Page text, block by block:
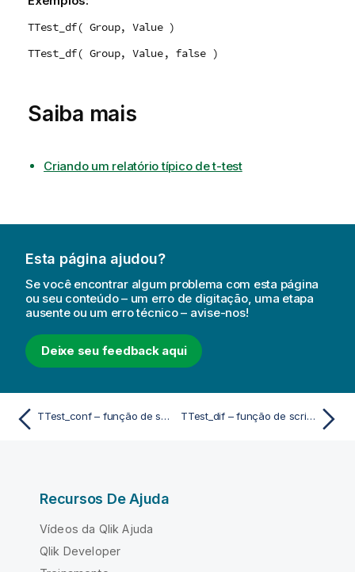
TTest_df( Group, Value )
TTest_df( Group, Value, false )
Saiba mais
Criando um relatório típico de t-test
Esta página ajudou?
Se você encontrar algum problema com esta página
ou seu conteúdo – um erro de digitação, uma etapa
ausente ou um erro técnico – avise-nos!
Deixe seu feedback aqui
TTest_conf – função de script e gráfico TTest_dif – função de script e gráfico
Recursos De Ajuda
Vídeos da Qlik Ajuda
Qlik Developer